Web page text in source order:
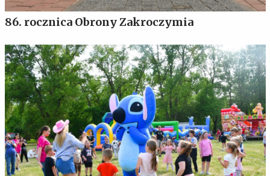
86. rocznica Obrony Zakroczymia